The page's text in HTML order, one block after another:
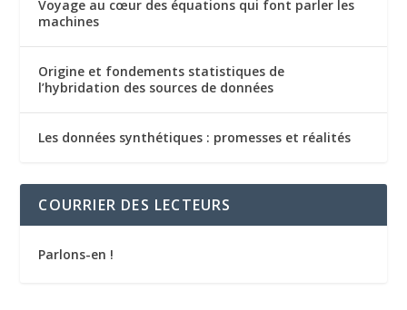
Voyage au cœur des équations qui font parler les
machines
Origine et fondements statistiques de
l’hybridation des sources de données
Les données synthétiques : promesses et réalités
COURRIER DES LECTEURS
Parlons-en !